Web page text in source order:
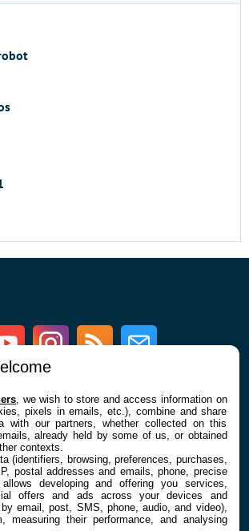
Youtube InstagramRSS Newsletter
CGU
À PROPOS
La rédaction
Contact
, we wish to store and access information on
pixels in emails, etc.), combine and share
with our partners, whether collected on this
already held by some of us, or obtained
contexts.
(identifiers, browsing, preferences, purchases,
postal addresses and emails, phone, precise
developing and offering you services,
offers and ads across your devices and
email, post, SMS, phone, audio, and video),
measuring their performance, and analysing